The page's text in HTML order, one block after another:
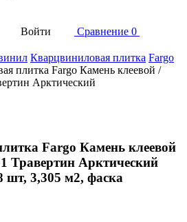
Войти Сравнение 0
Кварцвиниловая плитка Fargo
плитка Fargo Камень клеевой /
Арктический
Fargo Камень клеевой
Травертин Арктический
шт, 3,305 м2, фаска